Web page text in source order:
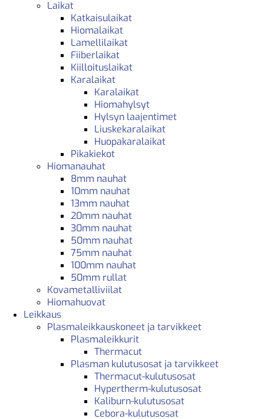
Laikat
Katkaisulaikat
Hiomalaikat
Lamellilaikat
Fiiberlaikat
Kiilloituslaikat
Karalaikat
Karalaikat
Hiomahylsyt
Hylsyn laajentimet
Liuskekaralaikat
Huopakaralaikat
Pikakiekot
Hiomanauhat
8mm nauhat
10mm nauhat
13mm nauhat
20mm nauhat
30mm nauhat
50mm nauhat
75mm nauhat
100mm nauhat
50mm rullat
Kovametalliviilat
Hiomahuovat
Leikkaus
Plasmaleikkauskoneet ja tarvikkeet
Plasmaleikkurit
Thermacut
Plasman kulutusosat ja tarvikkeet
Thermacut-kulutusosat
Hypertherm-kulutusosat
Kaliburn-kulutusosat
Cebora-kulutusosat